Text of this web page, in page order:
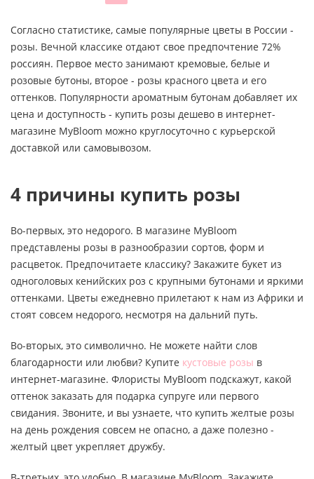
Согласно статистике, самые популярные цветы в России -
розы. Вечной классике отдают свое предпочтение 72%
россиян. Первое место занимают кремовые, белые и
розовые бутоны, второе - розы красного цвета и его
оттенков. Популярности ароматным бутонам добавляет их
цена и доступность - купить розы дешево в интернет-
магазине MyBloom можно круглосуточно с курьерской
доставкой или самовывозом.
4 причины купить розы
Во-первых, это недорого. В магазине MyBloom
представлены розы в разнообразии сортов, форм и
расцветок. Предпочитаете классику? Закажите букет из
одноголовых кенийских роз с крупными бутонами и яркими
оттенками. Цветы ежедневно прилетают к нам из Африки и
стоят совсем недорого, несмотря на дальний путь.
Во-вторых, это символично. Не можете найти слов
благодарности или любви? Купите кустовые розы в
интернет-магазине. Флористы MyBloom подскажут, какой
оттенок заказать для подарка супруге или первого
свидания. Звоните, и вы узнаете, что купить желтые розы
на день рождения совсем не опасно, а даже полезно -
желтый цвет укрепляет дружбу.